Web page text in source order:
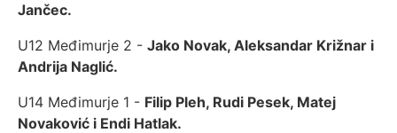
Jančec.
U12 Međimurje 2 - Jako Novak, Aleksandar Križnar i
Andrija Naglić.
U14 Međimurje 1 - Filip Pleh, Rudi Pesek, Matej
Novaković i Endi Hatlak.